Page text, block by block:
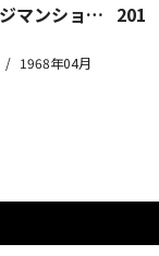
北参道 ヴィンテージマンションへようこそ 201
1968年04月